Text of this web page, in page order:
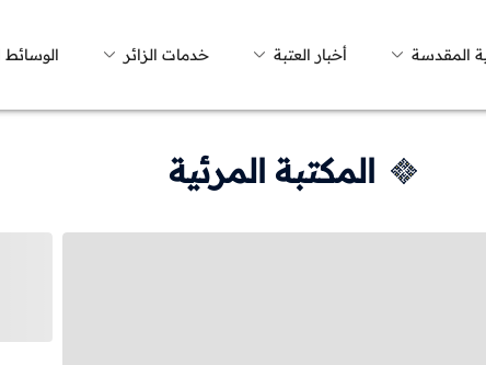
المقدسة أخبار العتبة خدمات الزائر الوسائط
المكتبة المرئية